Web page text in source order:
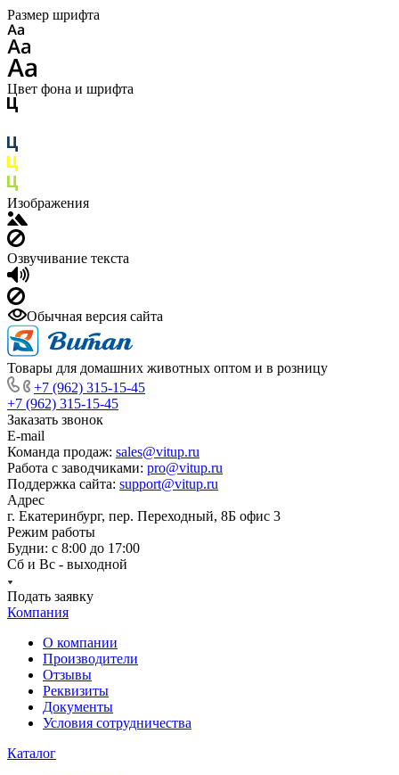
Размер шрифта
Цвет фона и шрифта
Изображения
Озвучивание текста
Обычная версия сайта
Товары для домашних животных оптом и в розницу
+7 (962) 315-15-45
+7 (962) 315-15-45
Заказать звонок
E-mail
Команда продаж: sales@vitup.ru
Работа с заводчиками: pro@vitup.ru
Поддержка сайта: support@vitup.ru
Адрес
г. Екатеринбург, пер. Переходный, 8Б офис 3
Режим работы
Будни: с 8:00 до 17:00
Сб и Вс - выходной
Подать заявку
Компания
О компании
Производители
Отзывы
Реквизиты
Документы
Условия сотрудничества
Каталог